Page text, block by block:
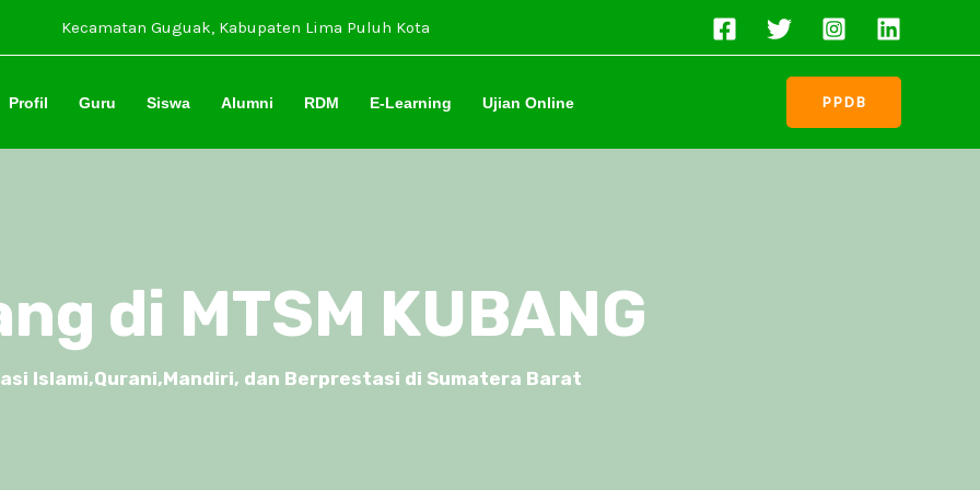
Kecamatan Guguak, Kabupaten Lima Puluh Kota
Profil Guru Siswa Alumni RDM E-Learning Ujian Online PPDB
di MTSM KUBANG
Islami,Qurani,Mandiri, dan Berprestasi di Sumatera Barat